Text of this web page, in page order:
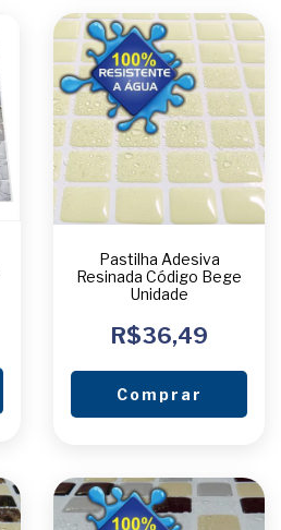
Pastilha Adesiva
Resinada Código Bege
Unidade
R$36,49
Comprar